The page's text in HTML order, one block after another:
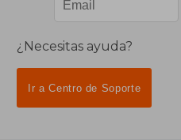
¿Necesitas ayuda?
Ir a Centro de Soporte